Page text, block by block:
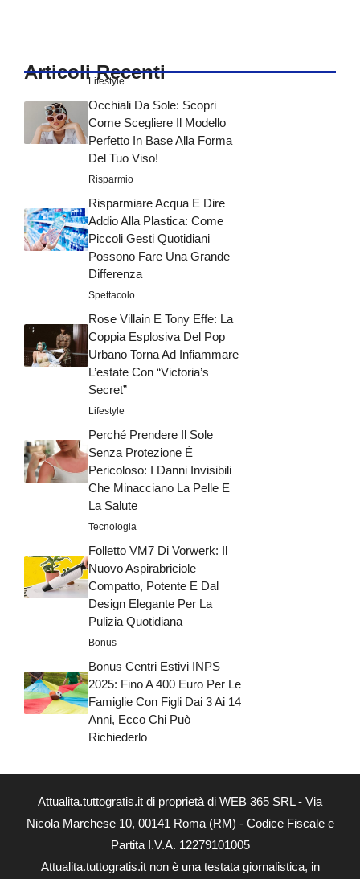
Articoli Recenti
Lifestyle
Occhiali Da Sole: Scopri
Come Scegliere Il Modello
Perfetto In Base Alla Forma
Del Tuo Viso!
Risparmio
Risparmiare Acqua E Dire
Addio Alla Plastica: Come
Piccoli Gesti Quotidiani
Possono Fare Una Grande
Differenza
Spettacolo
Rose Villain E Tony Effe: La
Coppia Esplosiva Del Pop
Urbano Torna Ad Infiammare
L’estate Con “Victoria’s
Secret”
Lifestyle
Perché Prendere Il Sole
Senza Protezione È
Pericoloso: I Danni Invisibili
Che Minacciano La Pelle E
La Salute
Tecnologia
Folletto VM7 Di Vorwerk: Il
Nuovo Aspirabriciole
Compatto, Potente E Dal
Design Elegante Per La
Pulizia Quotidiana
Bonus
Bonus Centri Estivi INPS
2025: Fino A 400 Euro Per Le
Famiglie Con Figli Dai 3 Ai 14
Anni, Ecco Chi Può
Richiederlo
Attualita.tuttogratis.it di proprietà di WEB 365 SRL - Via
Nicola Marchese 10, 00141 Roma (RM) - Codice Fiscale e
Partita I.V.A. 12279101005
Attualita.tuttogratis.it non è una testata giornalistica, in